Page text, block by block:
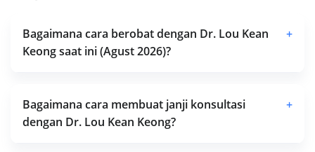
Bagaimana cara berobat dengan Dr. Lou Kean
Keong saat ini (Agust 2026)?
+
Bagaimana cara membuat janji konsultasi
dengan Dr. Lou Kean Keong?
+